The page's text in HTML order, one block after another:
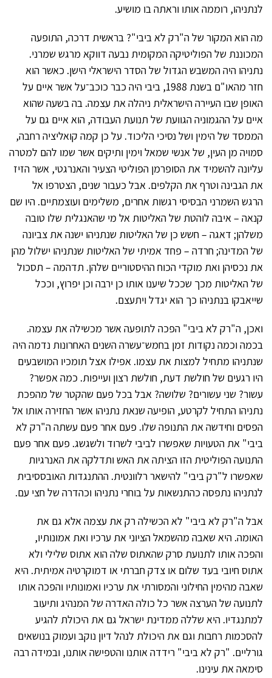
לנתניהו, רוממה אותו וראתה בו מושיע.
מה הוא המקור של ה"רק לא ביבי"? בראשית דרכה, התופעה
המכוננת של הפוליטיקה המקומית נבעה דווקא מרגש שמרני.
נתניהו היה המשבש הגדול של הסדר הישראלי הישן. כאשר הוא
חזר מהאו"ם בשנת 1988, ביבי היה כבר כוכב־על אשר איים על
האופן שבו העיירה הישראלית ניהלה את עצמה. בה בשעה שהוא
איים על ההגמוניה הגוועת של תנועת העבודה, הוא איים גם על
הממסד של הימין ושל נסיכי הליכוד. על כן קמה קואליציה רחבה,
סמויה מן העין, של אנשי שמאל וימין ותיקים אשר שמו להם למטרה
עליונה להשמיד את הסופרמן הפוליטי הצעיר והאנרגטי, אשר הזיז
את הגבינה וטרף את הקלפים. אבל כעבור שנים, הצטרפו אל
הרגש השמרני הבסיסי רגשות אחרים, משלימים ועוצמתיים. היו שם
קנאה – איבה לוהטת של האליטות אל מי שהאנגלית שלו טובה
משלהן; דאגה – חשש כן של האליטות שנתניהו ישנה את צביונה
של המדינה; חרדה – פחד אמיתי של האליטות שנתניהו ישלול מהן
את נכסיהן ואת מוקדי הכוח ההיסטוריים שלהן. תדהמה – תסכול
של האליטות מכך שככל שיענו אותו כן ירבה וכן יפרוץ, וככל
שייאבקו בנתניהו כך הוא יגדל ויתעצם.
ואכן, ה"רק לא ביבי" הפכה לתופעה אשר מכשילה את עצמה.
בכמה וכמה נקודות זמן בחמש־עשרה השנים האחרונות נדמה היה
שנתניהו מתחיל למצות את עצמו. אפילו אצל תומכיו המושבעים
היו רגעים של חולשת דעת, חולשת רצון ועייפות. כמה אפשר?
עשור? שני עשורים? שלושה? אבל בכל פעם שהקטר של מהפכת
נתניהו התחיל לקרטע, הופיעה שנאת נתניהו אשר החזירה אותו אל
הפסים וחידשה את התנופה שלו. פעם אחר פעם עשתה ה"רק לא
ביבי" את הטעויות שאפשרו לביבי לשרוד ולשגשג. פעם אחר פעם
התנועה הפוליטית הזו הציתה את האש ותדלקה את האנרגיות
שאפשרו ל"רק ביבי" להישאר רלוונטית. ההתנגדות האובססיבית
לנתניהו נתפסה כהתנשאות על בוחרי נתניהו וכהדרה של חצי עם.
אבל ה"רק לא ביבי" לא הכשילה רק את עצמה אלא גם את
האומה. היא שאבה מהשמאל הציוני את ערכיו ואת אמונותיו,
והפכה אותו לתנועת סרק שהאתוס שלה הוא אתוס שלילי ולא
אתוס חיובי בעד שלום או צדק חברתי או דמוקרטיה אמיתית. היא
שאבה מהימין החילוני והמסורתי את ערכיו ואמונותיו והפכה אותו
לתנועה של הערצה אשר כל כולה האדרה של המנהיג ותיעוב
למתנגדיו. היא שללה ממדינת ישראל גם את היכולת להגיע
להסכמות רחבות וגם את היכולת לנהל דיון נוקב ועמוק בנושאים
גורליים. "רק לא ביבי" רידדה אותנו והטפישה אותנו, ובמידה רבה
סימאה את עינינו.